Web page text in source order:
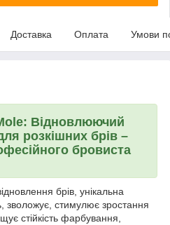
Доставка Оплата Умови
Відновлюючий
розкішних брів –
бровиста
брів, унікальна
стимулює зростання
стійкість фарбування,